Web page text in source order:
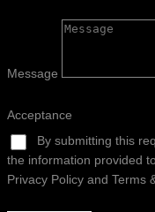
Message
Acceptance
By submitting this
the information provided
Privacy Policy and Terms